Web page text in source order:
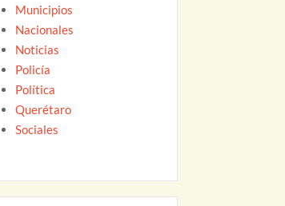
Municipios
Nacionales
Noticias
Policía
Política
Querétaro
Sociales